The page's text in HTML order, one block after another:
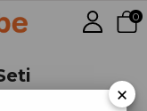
0
×